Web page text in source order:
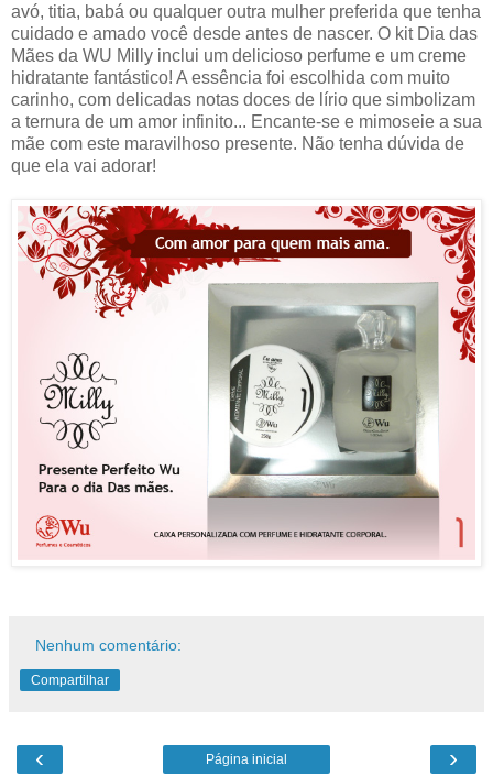
avó, titia, babá ou qualquer outra mulher preferida que tenha
cuidado e amado você desde antes de nascer. O kit Dia das
Mães da WU Milly inclui um delicioso perfume e um creme
hidratante fantástico! A essência foi escolhida com muito
carinho, com delicadas notas doces de lírio que simbolizam
a ternura de um amor infinito... Encante-se e mimoseie a sua
mãe com este maravilhoso presente. Não tenha dúvida de
que ela vai adorar!
Nenhum comentário:
Compartilhar
‹ ›
Página inicial